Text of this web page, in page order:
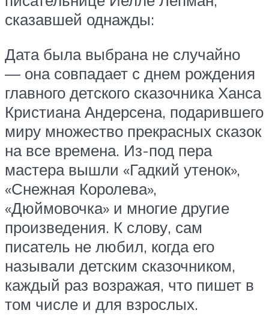
сказавшей однажды:
Дата была выбрана не случайно
— она совпадает с днем рождения
главного детского сказочника Ханса
Кристиана Андерсена, подарившего
миру множество прекрасных сказок
на все времена. Из-под пера
мастера вышли «Гадкий утенок»,
«Снежная Королева»,
«Дюймовочка» и многие другие
произведения. К слову, сам
писатель не любил, когда его
называли детским сказочником,
каждый раз возражая, что пишет в
том числе и для взрослых.